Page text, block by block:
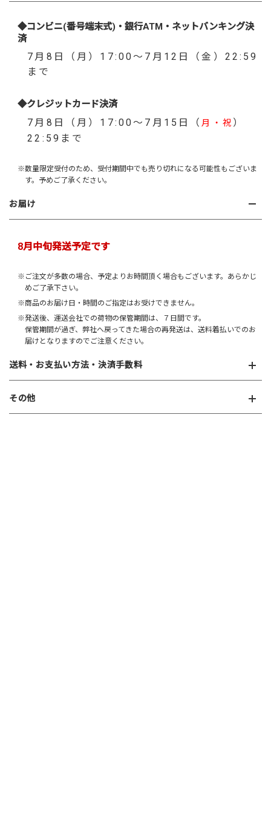
◆コンビニ(番号端末式)・銀行ATM・ネットバンキング決
済
7月8日（月）17:00～7月12日（金）22:59
まで
◆クレジットカード決済
7月8日（月）17:00～7月15日（ 月・祝 ）
22:59まで
※数量限定受付のため、受付期間中でも売り切れになる可能性もございま
す。予めご了承ください。
お届け
8月中旬発送予定です
※ご注文が多数の場合、予定よりお時間頂く場合もございます。あらかじ
めご了承下さい。
※商品のお届け日・時間のご指定はお受けできません。
※発送後、運送会社での荷物の保管期間は、７日間です。
保管期間が過ぎ、弊社へ戻ってきた場合の再発送は、送料着払いでのお
届けとなりますのでご注意ください。
送料・お支払い方法・決済手数料
その他